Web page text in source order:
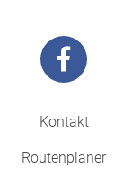
Kontakt
Routenplaner